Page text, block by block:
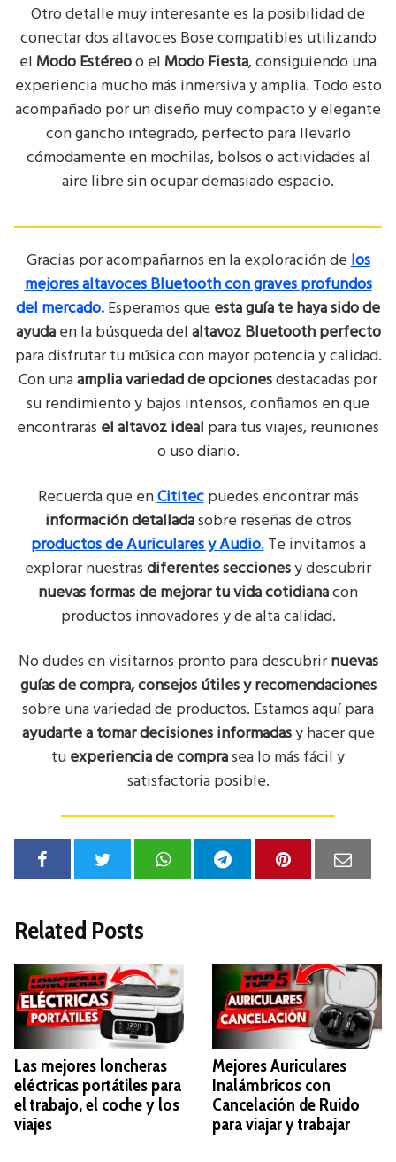
Otro detalle muy interesante es la posibilidad de
conectar dos altavoces Bose compatibles utilizando
elModo Estéreoo elModo Fiesta, consiguiendo una
experiencia mucho más inmersiva y amplia. Todo esto
acompañado por un diseño muy compacto y elegante
con gancho integrado, perfecto para llevarlo
cómodamente en mochilas, bolsos o actividades al
aire libre sin ocupar demasiado espacio.
Gracias por acompañarnos en la exploración delos
mejores altavoces Bluetooth con graves profundos
del mercado.Esperamos que esta guía te haya sido de
ayudaen la búsqueda delaltavoz Bluetooth perfecto
para disfrutar tu música con mayor potencia y calidad.
Con unaamplia variedad de opcionesdestacadas por
su rendimiento y bajos intensos, confiamos en que
encontrarás el altavoz ideal para tus viajes, reuniones
o uso diario.
Recuerda que enCititecpuedes encontrar más
información detalladasobre reseñas de otros
productos de Auriculares y Audio.Te invitamos a
explorar nuestrasdiferentes seccionesy descubrir
nuevas formas de mejorar tu vida cotidianacon
productos innovadores y de alta calidad.
No dudes en visitarnos pronto para descubrirnuevas
guías de compra, consejos útiles y recomendaciones
sobre una variedad de productos. Estamos aquí para
ayudarte a tomar decisiones informadasy hacer que
tuexperiencia de comprasea lo más fácil y
satisfactoria posible.
Related Posts
Las mejores loncheras
eléctricas portátiles para
el trabajo, el coche y los
viajes
Mejores Auriculares
Inalámbricos con
Cancelación de Ruido
para viajar y trabajar